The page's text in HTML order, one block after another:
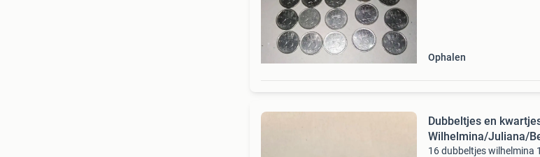
Ophalen
Dubbeltjes en
Wilhelmina/Juliana/
16 dubbeltjes wilhelmina